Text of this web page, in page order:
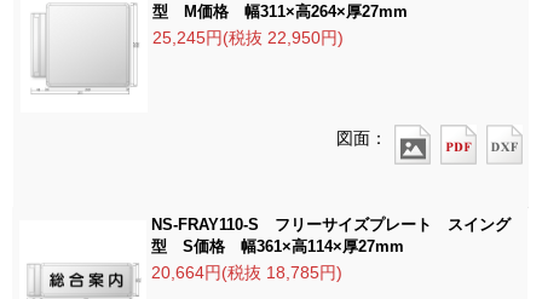
型 M価格 幅311×高264×厚27mm
25,245円(税抜 22,950円)
図面：
NS-FRAY110-S フリーサイズプレート スイング
型 S価格 幅361×高114×厚27mm
20,664円(税抜 18,785円)